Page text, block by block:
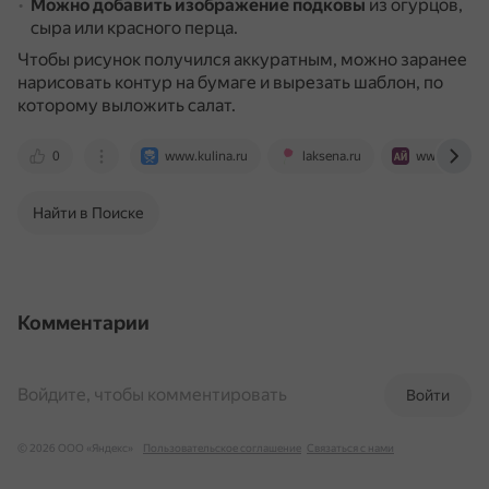
Можно добавить изображение подковы из огурцов,
сыра или красного перца.
Чтобы рисунок получился аккуратным, можно заранее
нарисовать контур на бумаге и вырезать шаблон, по
которому выложить салат.
0 www.kulina.ru laksena.ru
Найти в Поиске
Комментарии
Войти
Войдите, чтобы комментировать
© 2026 ООО «Яндекс» Пользовательское соглашение Связаться с нами